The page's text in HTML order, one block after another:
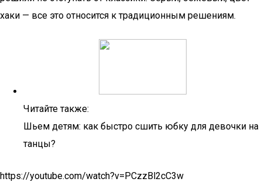
хаки — все это относится к традиционным решениям.
Читайте также:
Шьем детям: как быстро сшить юбку для девочки на
танцы?
https://youtube.com/watch?v=PCzzBl2cC3w